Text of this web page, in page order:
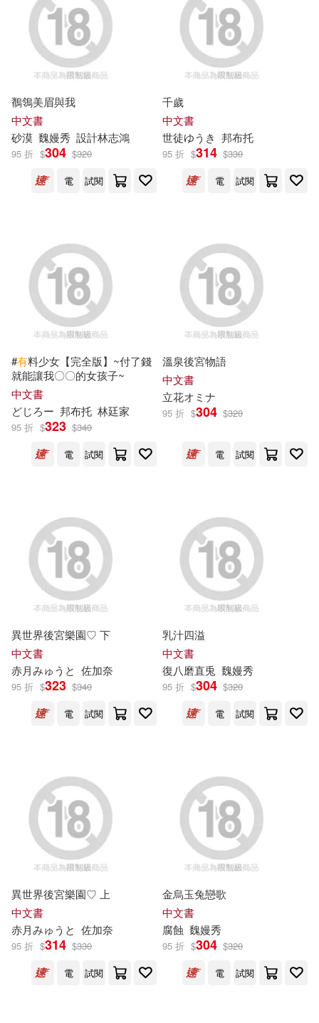
墨刻出版股份有限公司(14)
查爾斯．金斯萊(14)
桂あいり(14)
臺鐵資料季刊編輯委員會(14)
雅洛斯拉夫‧哈謝克(14)
住宅美學編輯部(13)
查爾斯．狄更斯(13)
范以端(13)
賴氏家族養命師(13)
（俄）飛機聯合股份有限公司(13)
喜樂亞股份有限公司(12)
杏樹枝專欄小組(12)
海倫．亞當斯．凱勒(12)
蘇財源(12) 陳正茂(12)
中國中車股份有限公司(11)
莊麗芳(11)
莫里斯‧梅特林克(11)
費利克斯‧薩爾登(11)
麥浩斯資訊股份有限公司漂亮家居
三隻松鼠股份有限公司(10)
優立方創意股份有限公司(16)
聯經出版公司(16)
清華大學出版社(15)
台灣糖業股份有限公司(14)
四川少年兒童出版社(14)
西南交通大學出版社(13)
賴氏家族股份有限公司(13)
亞卓國際顧問股份有限公司(12)
台北大眾捷運股份有限公司(12)
小康軒(12)
桃園國際機場股份有限公司(12)
華納國際音樂股份有限公司erato(1
電子工業出版社(11)
三應股份有限公司(10)
上海科學技術文獻出版社(10)
中信出版社(10)
中國建材工業出版社(10)
鶺鴒美眉與我
中文書
砂漠 魏嫚秀 設計林志鴻
95 折 $304 $320
電
試閱
千歲
中文書
世徒ゆうき 邦布托
95 折 $314 $330
電
試閱
#有料少女【完全版】~付了錢
就能讓我〇〇的女孩子~
中文書
どじろー 邦布托 林廷家
95 折 $323 $340
電
試閱
溫泉後宮物語
中文書
立花オミナ
95 折 $304 $320
電 試閱
異世界後宮樂園♡ 下
中文書
赤月みゅうと 佐加奈
95 折 $323 $340
電
試閱
乳汁四溢
中文書
復八磨直兎 魏嫚秀
95 折 $304 $320
電
試閱
異世界後宮樂園♡ 上
中文書
赤月みゅうと 佐加奈
95 折 $314 $330
電
試閱
金烏玉兔戀歌
中文書
腐蝕 魏嫚秀
95 折 $304 $320
電
試閱